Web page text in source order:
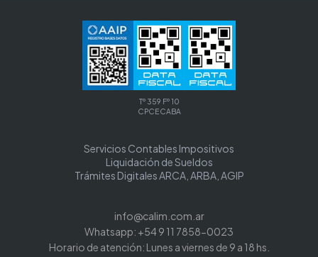
Tº 359 Fº 10
CPCECABA
Servicios Contables Impositivos
Liquidación de Sueldos
Trámites Digitales ARCA, ARBA, AGIP
info@calim.com.ar
Whatsapp: +54 9 11 7858-0023
Horario de atención: Lunes a viernes de 9 a 18 hs.